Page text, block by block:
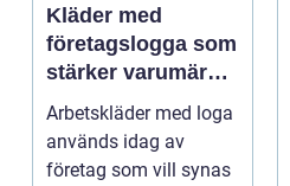
Kläder med
företagslogga som
stärker varumärket
varje dag
Arbetskläder med loga
används idag av
företag som vill synas